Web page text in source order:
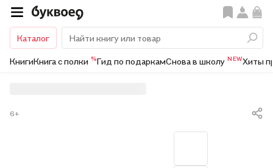
Каталог
КнигиКнига с полки %Гид по подаркамСнова в школу NEWХиты
6+